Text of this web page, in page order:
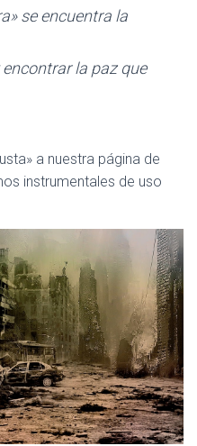
se encuentra la
la paz que
a nuestra página de
instrumentales de uso